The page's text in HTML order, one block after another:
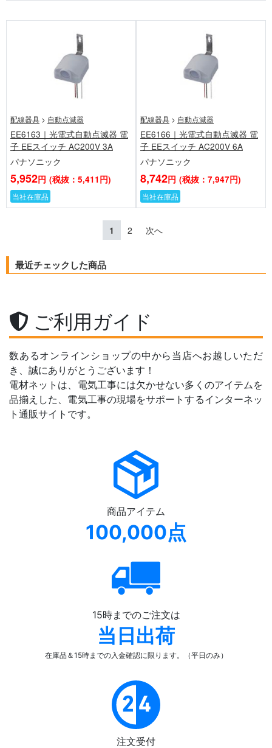
配線器具 > 自動点滅器
EE6163｜光電式自動点滅器 電
子 EEスイッチ AC200V 3A
パナソニック
5,952円 (税抜：5,411円)
当社在庫品
配線器具 > 自動点滅器
EE6166｜光電式自動点滅器 電
子 EEスイッチ AC200V 6A
パナソニック
8,742円 (税抜：7,947円)
当社在庫品
1 2 次へ
最近チェックした商品
ご利用ガイド
数あるオンラインショップの中から当店へお越しいただ
き、誠にありがとうございます！
電材ネットは、電気工事には欠かせない多くのアイテムを
品揃えした、電気工事の現場をサポートするインターネッ
ト通販サイトです。
商品アイテム
100,000点
15時までのご注文は
当日出荷
在庫品＆15時までの入金確認に限ります。（平日のみ）
注文受付